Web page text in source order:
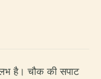
है। चौक की सपाट